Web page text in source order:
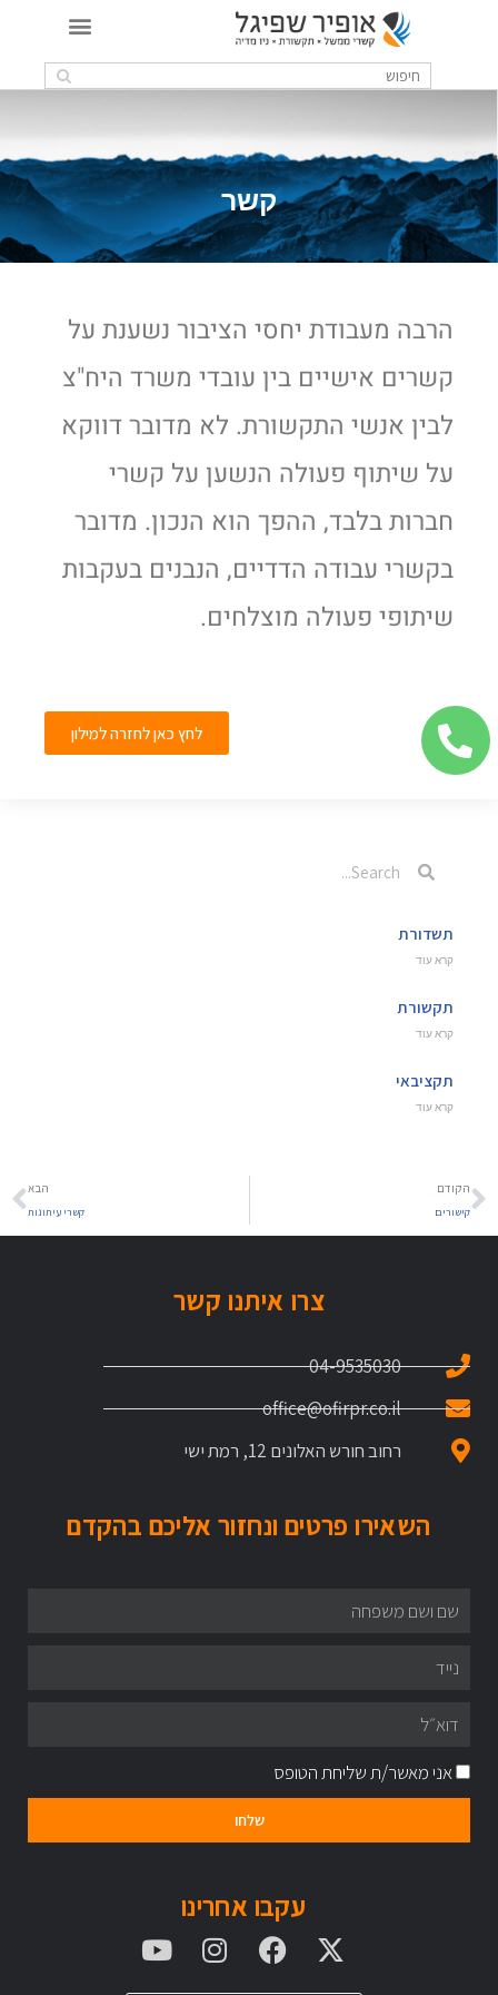
קשר
הרבה מעבודת יחסי הציבור נשענת על
קשרים אישיים בין עובדי משרד היח"צ
לבין אנשי התקשורת. לא מדובר דווקא
על שיתוף פעולה הנשען על קשרי
חברות בלבד, ההפך הוא הנכון. מדובר
בקשרי עבודה הדדיים, הנבנים בעקבות
שיתופי פעולה מוצלחים.
לחץ כאן לחזרה למילון
תשדורת
קרא עוד
תקשורת
קרא עוד
תקציבאי
קרא עוד
הקודם
קישורים
הבא
קשרי עיתונות
צרו איתנו קשר
04-9535030
office@ofirpr.co.il
רחוב חורש האלונים 12, רמת ישי
השאירו פרטים ונחזור אליכם בהקדם
אני מאשר/ת שליחת הטופס
שלחו
עקבו אחרינו